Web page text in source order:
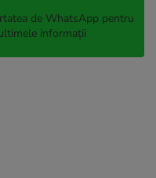
de WhatsApp pentru
informații